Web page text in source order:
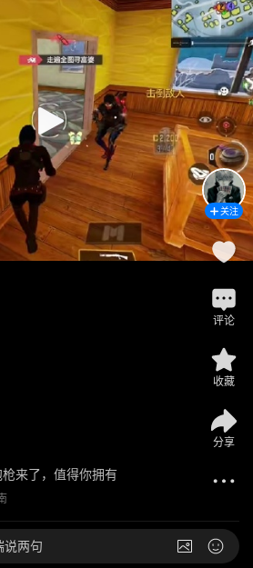
来了，值得你拥有
关注
评论
收藏
分享
说两句